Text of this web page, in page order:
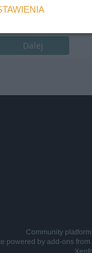
Dalej
Community
powered by add-ons